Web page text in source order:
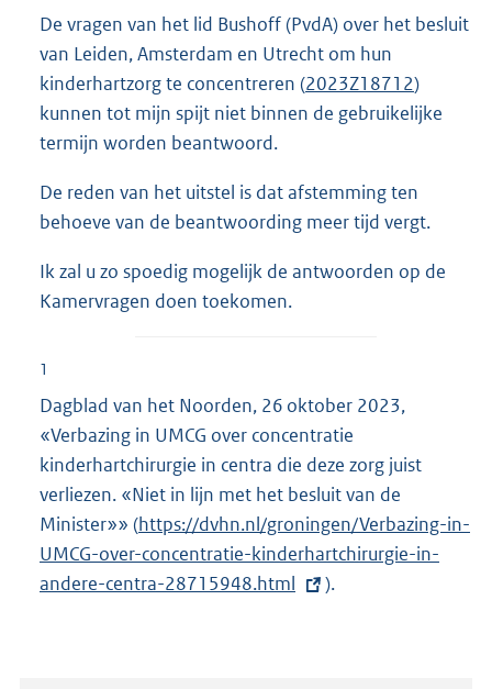
De vragen van het lid Bushoff (PvdA) over het besluit
van Leiden, Amsterdam en Utrecht om hun
kinderhartzorg te concentreren (2023Z18712)
kunnen tot mijn spijt niet binnen de gebruikelijke
termijn worden beantwoord.
De reden van het uitstel is dat afstemming ten
behoeve van de beantwoording meer tijd vergt.
Ik zal u zo spoedig mogelijk de antwoorden op de
Kamervragen doen toekomen.
1
Dagblad van het Noorden, 26 oktober 2023,
«Verbazing in UMCG over concentratie
kinderhartchirurgie in centra die deze zorg juist
verliezen. «Niet in lijn met het besluit van de
Minister»» (E
x
t
https://dvhn.nl/groningen/Verbazing-in-
UMCG-over-concentratie-kinderhartchirurgie-in-
andere-centra-28715948.html
).